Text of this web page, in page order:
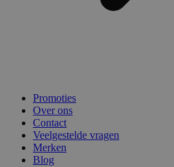
Promoties
Over ons
Contact
Veelgestelde vragen
Merken
Blog